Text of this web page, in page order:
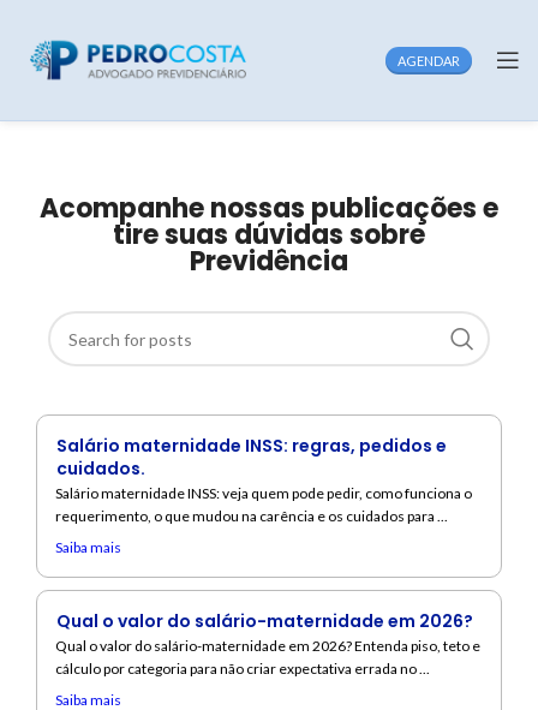
AGENDAR
Acompanhe nossas publicações e
tire suas dúvidas sobre
Previdência
Salário maternidade INSS: regras, pedidos e
cuidados.
Salário maternidade INSS: veja quem pode pedir, como funciona o
requerimento, o que mudou na carência e os cuidados para ...
Saiba mais
Qual o valor do salário-maternidade em 2026?
Qual o valor do salário-maternidade em 2026? Entenda piso, teto e
cálculo por categoria para não criar expectativa errada no ...
Saiba mais